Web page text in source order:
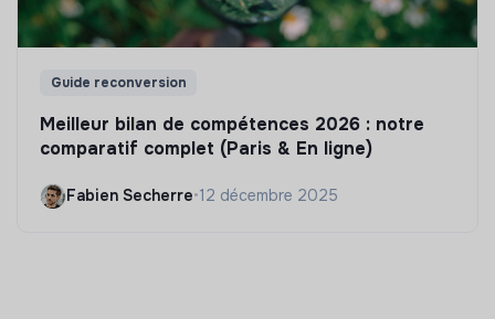
Guide reconversion
Meilleur bilan de compétences 2026 : notre
comparatif complet (Paris & En ligne)
Fabien Secherre•12 décembre 2025